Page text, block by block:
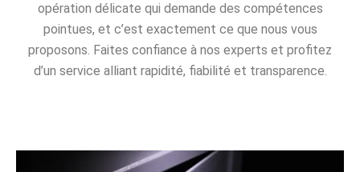
opération délicate qui demande des compétences
pointues, et c’est exactement ce que nous vous
proposons. Faites confiance à nos experts et profitez
d’un service alliant rapidité, fiabilité et transparence.